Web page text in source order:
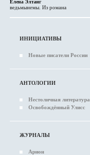
Елена Элтанг
ведьмынемы. Из романа
ИНИЦИАТИВЫ
Новые писатели России
АНТОЛОГИИ
Нестоличная литература
Освобождённый Улисс
ЖУРНАЛЫ
Арион